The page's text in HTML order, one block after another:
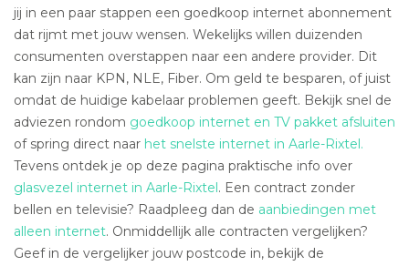
jij in een paar stappen een goedkoop internet abonnement
dat rijmt met jouw wensen. Wekelijks willen duizenden
consumenten overstappen naar een andere provider. Dit
kan zijn naar KPN, NLE, Fiber. Om geld te besparen, of juist
omdat de huidige kabelaar problemen geeft. Bekijk snel de
adviezen rondom goedkoop internet en TV pakket afsluiten
of spring direct naar het snelste internet in Aarle-Rixtel.
Tevens ontdek je op deze pagina praktische info over
glasvezel internet in Aarle-Rixtel. Een contract zonder
bellen en televisie? Raadpleeg dan de aanbiedingen met
alleen internet. Onmiddellijk alle contracten vergelijken?
Geef in de vergelijker jouw postcode in, bekijk de